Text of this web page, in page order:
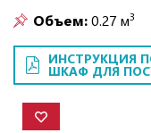
Объем:0.27 м3
ИНСТРУКЦИЯ
ШКАФ ДЛЯ